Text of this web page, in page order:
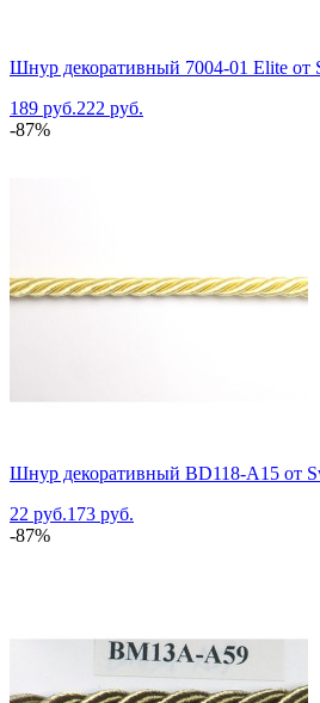
Шнур декоративный 7004-01 Elite от
189 руб.222 руб.
-87%
Шнур декоративный BD118-A15 от
22 руб.173 руб.
-87%